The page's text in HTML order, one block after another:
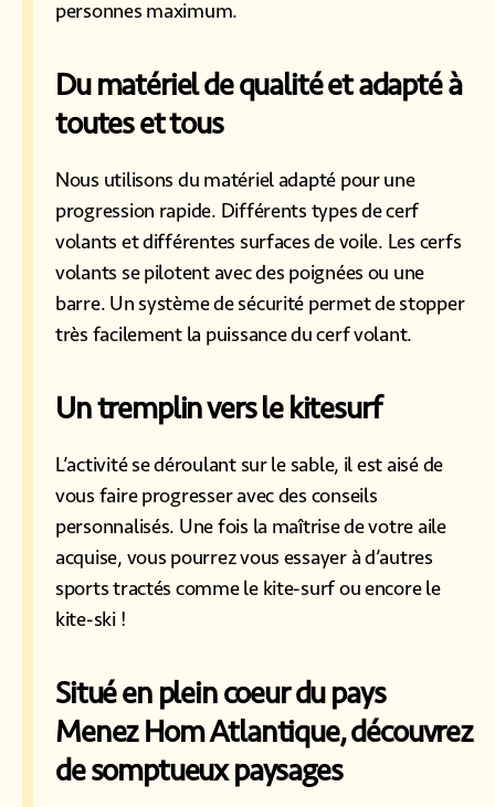
personnes maximum.
Du matériel de qualité et adapté à
toutes et tous
Nous utilisons du matériel adapté pour une
progression rapide. Différents types de cerf
volants et différentes surfaces de voile. Les cerfs
volants se pilotent avec des poignées ou une
barre. Un système de sécurité permet de stopper
très facilement la puissance du cerf volant.
Un tremplin vers le kitesurf
L’activité se déroulant sur le sable, il est aisé de
vous faire progresser avec des conseils
personnalisés. Une fois la maîtrise de votre aile
acquise, vous pourrez vous essayer à d’autres
sports tractés comme le kite-surf ou encore le
kite-ski !
Situé en plein coeur du pays
Menez Hom Atlantique, découvrez
de somptueux paysages